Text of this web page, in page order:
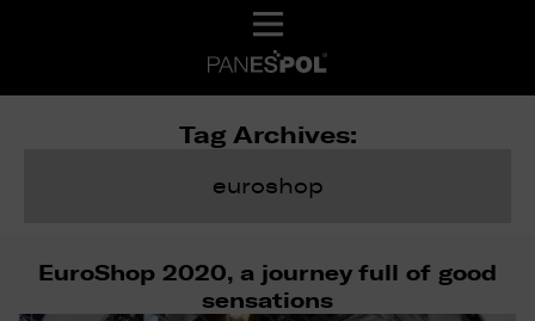
Tag Archives:
euroshop
EuroShop 2020, a journey full of good
sensations